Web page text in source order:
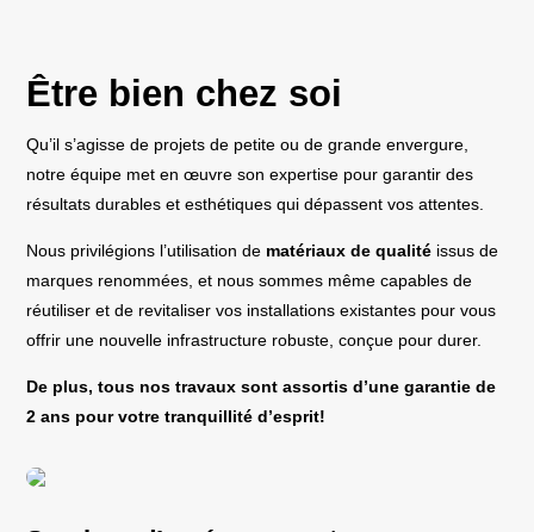
Être bien chez soi
Qu’il s’agisse de projets de petite ou de grande envergure,
notre équipe met en œuvre son expertise pour garantir des
résultats durables et esthétiques qui dépassent vos attentes.
Nous privilégions l’utilisation de matériaux de qualité issus de
marques renommées, et nous sommes même capables de
réutiliser et de revitaliser vos installations existantes pour vous
offrir une nouvelle infrastructure robuste, conçue pour durer.
De plus, tous nos travaux sont assortis d’une garantie de
2 ans pour votre tranquillité d’esprit!